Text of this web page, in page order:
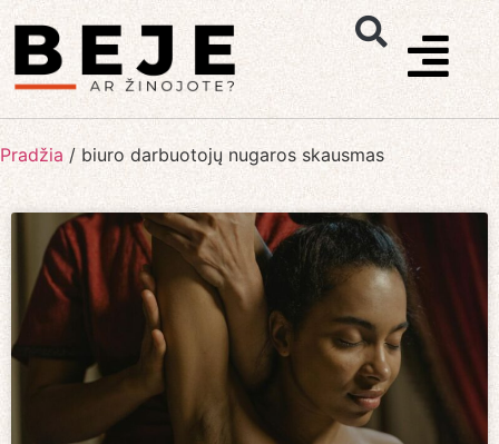
Pradžia / biuro darbuotojų nugaros skausmas